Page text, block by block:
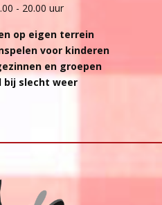
- 20.00 uur
op eigen terrein
voor kinderen
en groepen
bij slecht weer